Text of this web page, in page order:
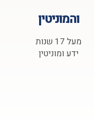
והמוניטין
מעל 17 שנות
ידע ומוניטין